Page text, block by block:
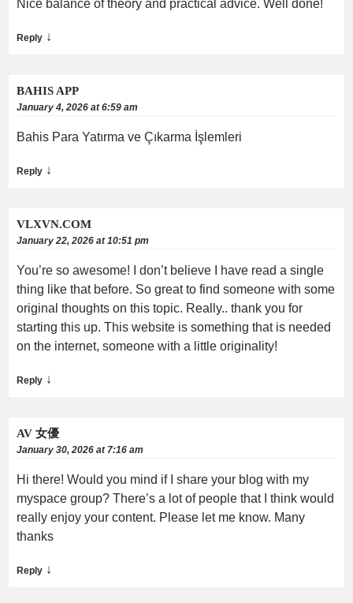
Nice balance of theory and practical advice. Well done!
Reply ↓
BAHIS APP
January 4, 2026 at 6:59 am
Bahis Para Yatırma ve Çıkarma İşlemleri
Reply ↓
VLXVN.COM
January 22, 2026 at 10:51 pm
You’re so awesome! I don’t believe I have read a single
thing like that before. So great to find someone with some
original thoughts on this topic. Really.. thank you for
starting this up. This website is something that is needed
on the internet, someone with a little originality!
Reply ↓
AV 女優
January 30, 2026 at 7:16 am
Hi there! Would you mind if I share your blog with my
myspace group? There’s a lot of people that I think would
really enjoy your content. Please let me know. Many
thanks
Reply ↓